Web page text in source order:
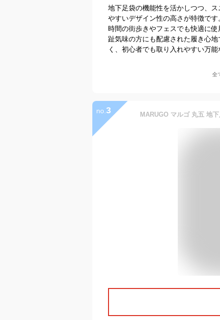
地下足袋の機能性を活かしつつ、
やすいデザイン性の高さが特徴で
時間の街歩きやフェスでも快適に
趾気味の方にも配慮された履き心
く、初心者でも取り入れやすい万
全
no. 3